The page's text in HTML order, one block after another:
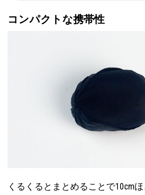
コンパクトな携帯性
くるくるとまとめることで10cm